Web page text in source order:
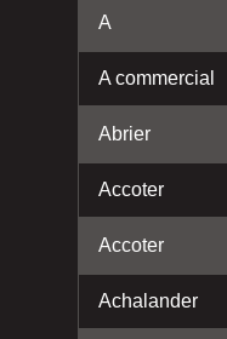
A
A commercial
Abrier
Accoter
Accoter
Achalander